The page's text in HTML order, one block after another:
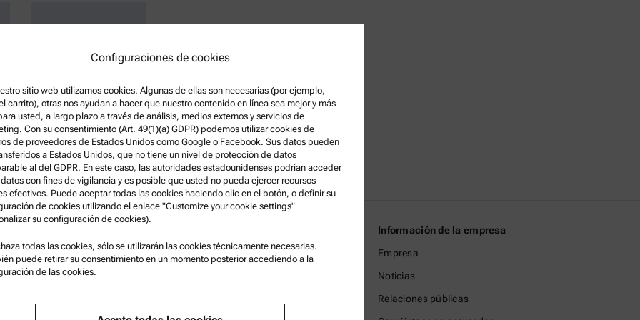
Sistema SAXS/WAXS:
SAXSpoint 700
y condiciones
de privacidad del grupo
Anton Paar Certified Service
Información de la empresa
Empresa
Noticias
Relaciones públicas
Configuraciones de cookies
sitio web utilizamos cookies. Algunas de ellas son necesarias (por ejemplo,
carrito), otras nos ayudan a hacer que nuestro contenido en línea sea mejor y más
usted, a largo plazo a través de análisis, medios externos y servicios de
Con su consentimiento (Art. 49(1)(a) GDPR) podemos utilizar cookies de
de proveedores de Estados Unidos como Google o Facebook. Sus datos pueden
a Estados Unidos, que no tiene un nivel de protección de datos
al del GDPR. En este caso, las autoridades estadounidenses podrían acceder
con fines de vigilancia y es posible que usted no pueda ejercer recursos
efectivos. Puede aceptar todas las cookies haciendo clic en el botón, o definir su
de cookies utilizando el enlace "Customize your cookie settings"
su configuración de cookies).
todas las cookies, sólo se utilizarán las cookies técnicamente necesarias.
puede retirar su consentimiento en un momento posterior accediendo a la
de las cookies.